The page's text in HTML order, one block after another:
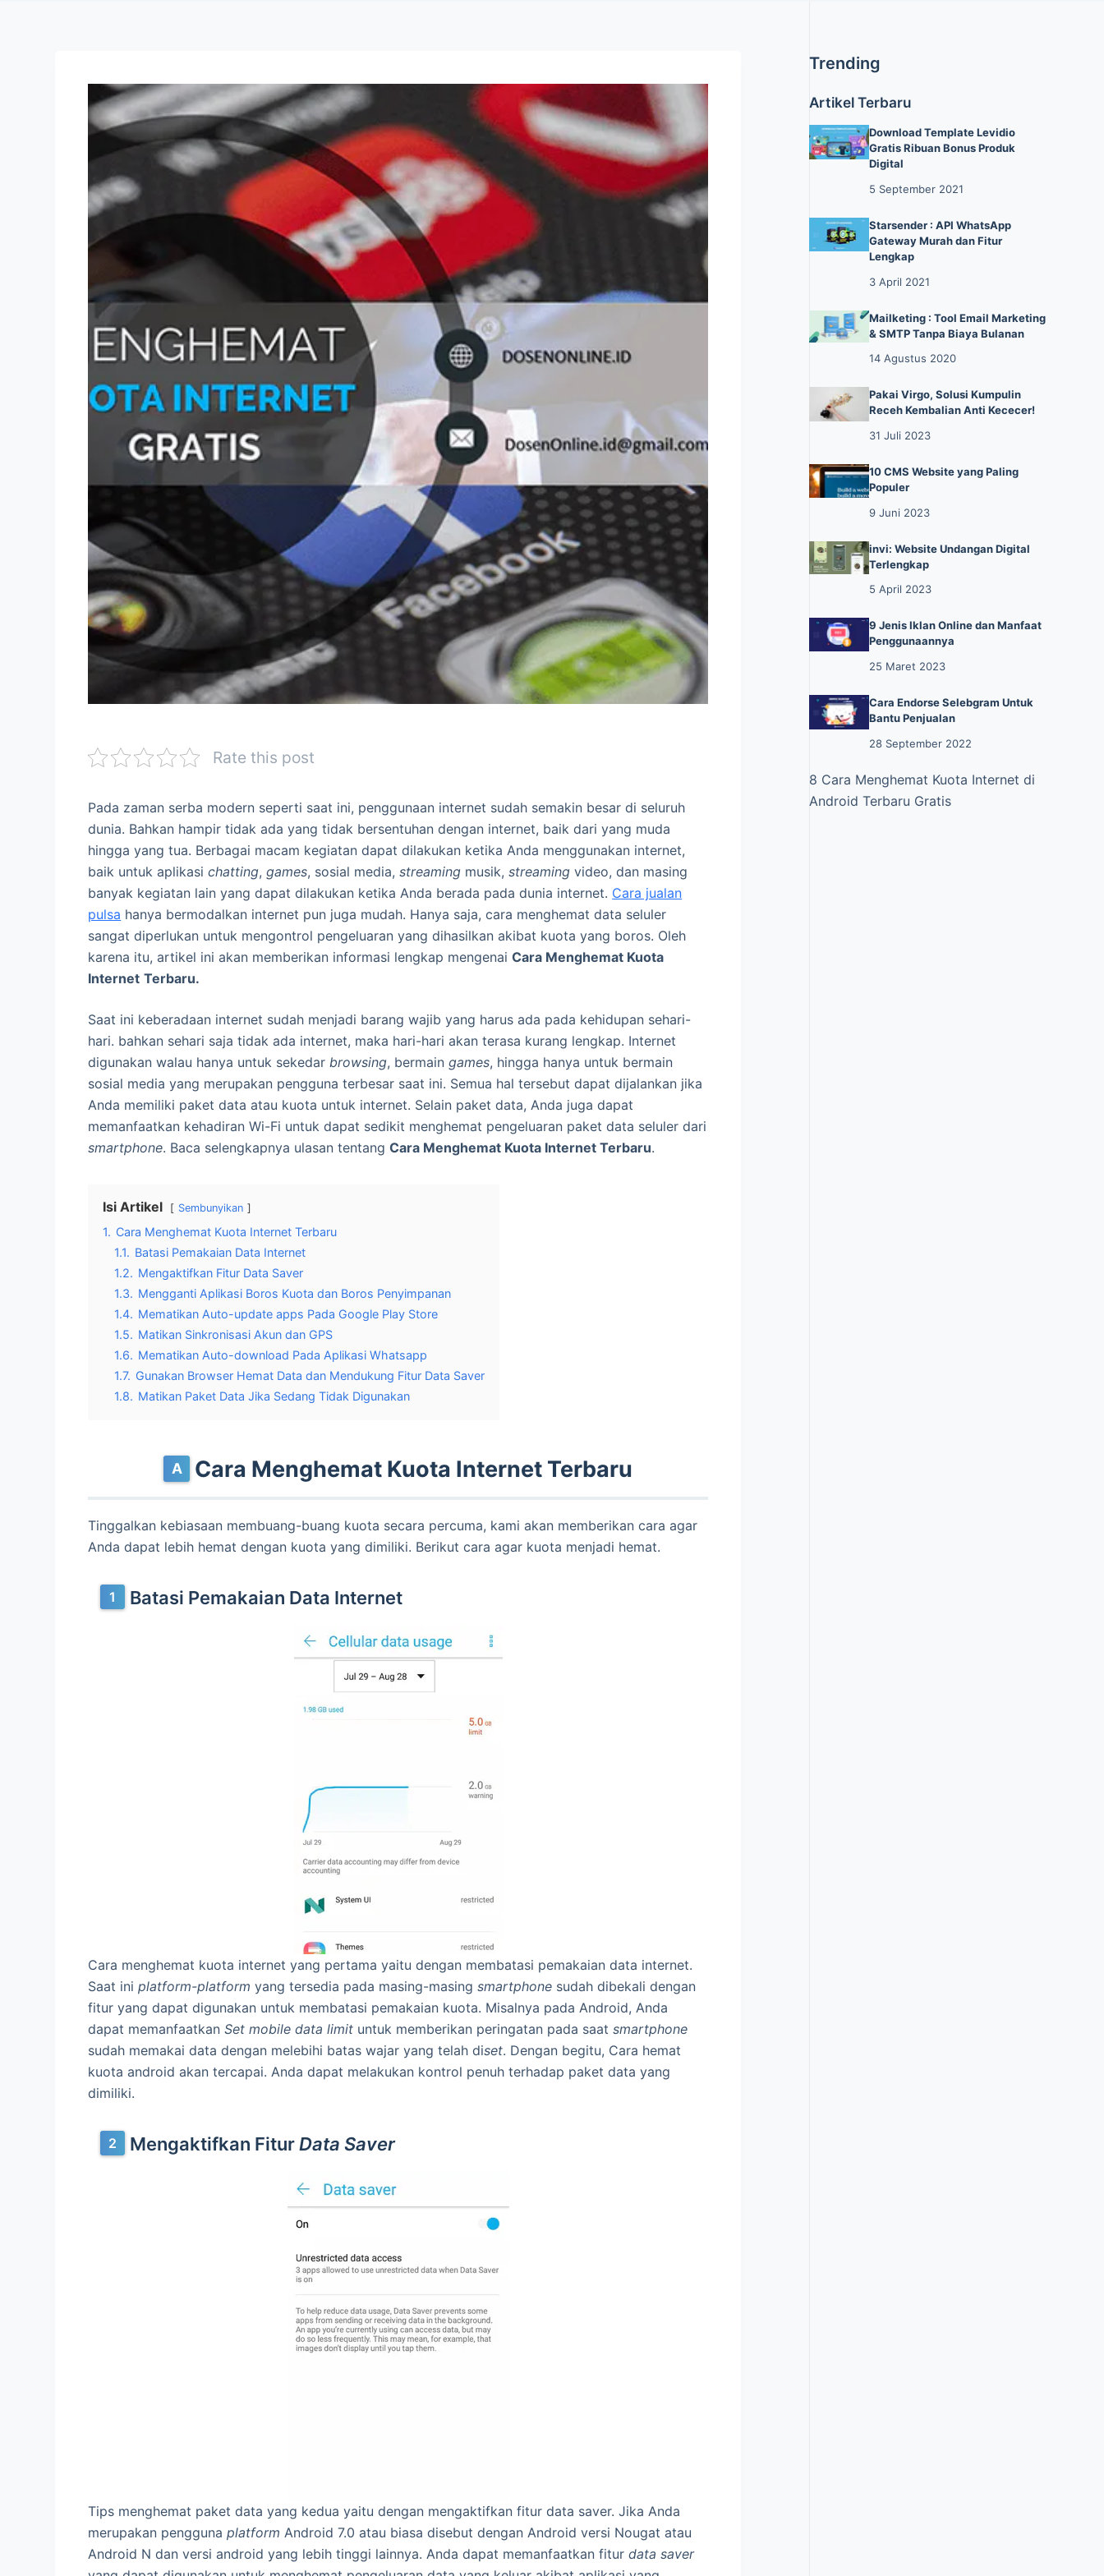
Rate this post
Pada zaman serba modern seperti saat ini, penggunaan internet sudah semakin besar di seluruh
dunia. Bahkan hampir tidak ada yang tidak bersentuhan dengan internet, baik dari yang muda
hingga yang tua. Berbagai macam kegiatan dapat dilakukan ketika Anda menggunakan internet,
baik untuk aplikasichatting,games, sosial media,streaming musik,streaming video, dan masing
banyak kegiatan lain yang dapat dilakukan ketika Anda berada pada dunia internet. Cara jualan
pulsa hanya bermodalkan internet pun juga mudah. Hanya saja, cara menghemat data seluler
sangat diperlukan untuk mengontrol pengeluaran yang dihasilkan akibat kuota yang boros. Oleh
karena itu, artikel ini akan memberikan informasi lengkap mengenaiCara Menghemat Kuota
Internet Terbaru.
Saat ini keberadaan internet sudah menjadi barang wajib yang harus ada pada kehidupan sehari-
hari. bahkan sehari saja tidak ada internet, maka hari-hari akan terasa kurang lengkap. Internet
digunakan walau hanya untuk sekedar browsing, bermaingames, hingga hanya untuk bermain
sosial media yang merupakan pengguna terbesar saat ini. Semua hal tersebut dapat dijalankan jika
Anda memiliki paket data atau kuota untuk internet. Selain paket data, Anda juga dapat
memanfaatkan kehadiran Wi-Fi untuk dapat sedikit menghemat pengeluaran paket data seluler dari
smartphone. Baca selengkapnya ulasan tentangCara Menghemat Kuota Internet Terbaru.
Isi Artikel Sembunyikan
1. Cara Menghemat Kuota Internet Terbaru
1.1. Batasi Pemakaian Data Internet
1.2. Mengaktifkan Fitur Data Saver
1.3. Mengganti Aplikasi Boros Kuota dan Boros Penyimpanan
1.4. Mematikan Auto-update apps Pada Google Play Store
1.5. Matikan Sinkronisasi Akun dan GPS
1.6. Mematikan ­Auto-download Pada Aplikasi Whatsapp
1.7. Gunakan Browser Hemat Data dan Mendukung Fitur Data Saver
1.8. Matikan Paket Data Jika Sedang Tidak Digunakan
Cara Menghemat Kuota Internet Terbaru
Tinggalkan kebiasaan membuang-buang kuota secara percuma, kami akan memberikan cara agar
Anda dapat lebih hemat dengan kuota yang dimiliki. Berikut cara agar kuota menjadi hemat.
Batasi Pemakaian Data Internet
Cara menghemat kuota internet yang pertama yaitu dengan membatasi pemakaian data internet.
Saat iniplatform-platform yang tersedia pada masing-masingsmartphone sudah dibekali dengan
fitur yang dapat digunakan untuk membatasi pemakaian kuota. Misalnya pada Android, Anda
dapat memanfaatkanSet mobile data limit untuk memberikan peringatan pada saatsmartphone
sudah memakai data dengan melebihi batas wajar yang telah diset. Dengan begitu, Cara hemat
kuota android akan tercapai. Anda dapat melakukan kontrol penuh terhadap paket data yang
dimiliki.
Mengaktifkan FiturData Saver
Tips menghemat paket data yang kedua yaitu dengan mengaktifkan fitur data saver. Jika Anda
merupakan penggunaplatform Android 7.0 atau biasa disebut dengan Android versi Nougat atau
Android N dan versi android yang lebih tinggi lainnya. Anda dapat memanfaatkan fiturdata saver
Trending
Artikel Terbaru
Download Template Levidio
Gratis Ribuan Bonus Produk
Digital
5 September 2021
Starsender : API WhatsApp
Gateway Murah dan Fitur
Lengkap
3 April 2021
Mailketing : Tool Email Marketing
& SMTP Tanpa Biaya Bulanan
14 Agustus 2020
Pakai Virgo, Solusi Kumpulin
Receh Kembalian Anti Kececer!
31 Juli 2023
10 CMS Website yang Paling
Populer
9 Juni 2023
invi: Website Undangan Digital
Terlengkap
5 April 2023
9 Jenis Iklan Online dan Manfaat
Penggunaannya
25 Maret 2023
Cara Endorse Selebgram Untuk
Bantu Penjualan
28 September 2022
8 Cara Menghemat Kuota Internet di
Android Terbaru Gratis